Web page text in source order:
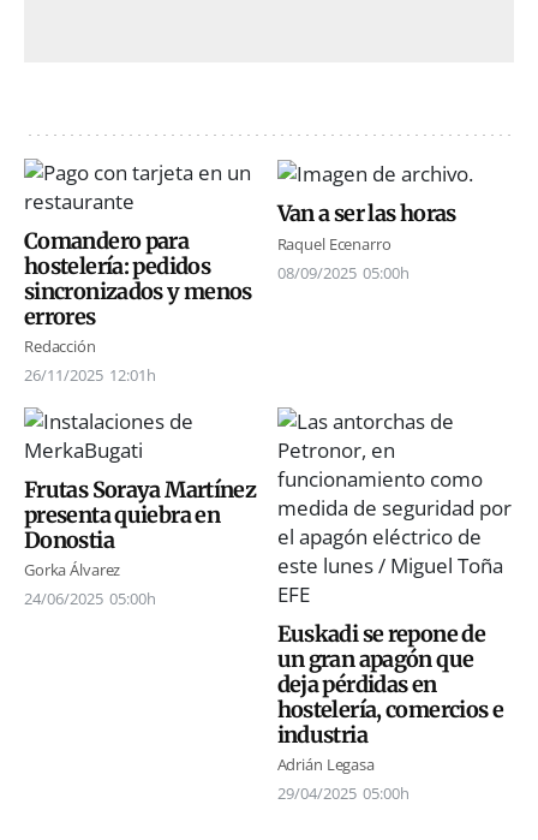
Comandero para
hostelería: pedidos
sincronizados y menos
errores
Redacción
26/11/2025 12:01h
Van a ser las horas
Raquel Ecenarro
08/09/2025 05:00h
Frutas Soraya Martínez
presenta quiebra en
Donostia
Gorka Álvarez
24/06/2025 05:00h
Euskadi se repone de
un gran apagón que
deja pérdidas en
hostelería, comercios e
industria
Adrián Legasa
29/04/2025 05:00h